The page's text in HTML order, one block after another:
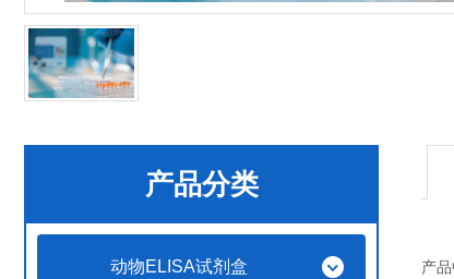
产品分类
动物ELISA试剂盒 产品